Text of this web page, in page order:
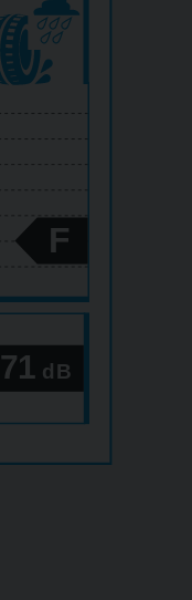
71 dB
F